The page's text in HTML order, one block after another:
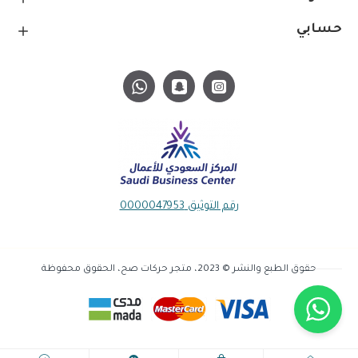
حسابي
رقم التوثيق 0000047953
حقوق الطبع والنشر © 2023، متجر حركات صح، الحقوق محفوظة